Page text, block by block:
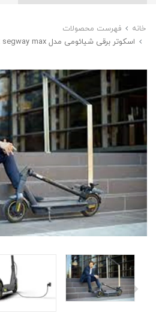
خانه
فهرست محصولات
اسکوتر برقی شیائومی مدل G30E ii Ninebot segway max